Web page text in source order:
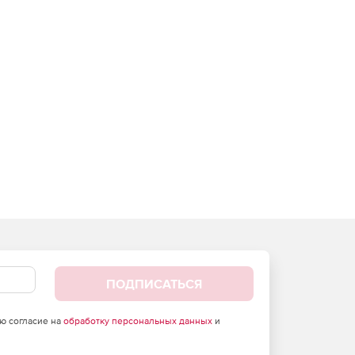
ПОДПИСАТЬСЯ
согласие на обработку персональных данныхи